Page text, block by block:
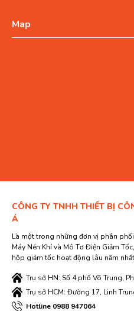
Map
CÔNG TY TNHH THIẾT BỊ
Á
Là một trong những đơn vị phân
Máy Nén Khí và Mô Tơ Điện Giảm
hộp giảm tốc hoạt động lâu năm
Trụ sở HN: Số 4 phố Võ Trung,
Trụ sở HCM: Đường 17, Linh
Hotline 0988 947064